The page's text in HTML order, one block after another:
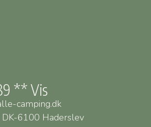
** Vis
camping.dk
6100 Haderslev